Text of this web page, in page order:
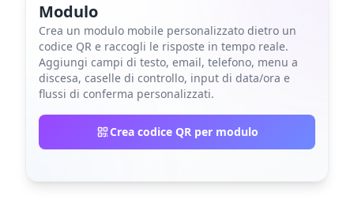
Modulo
Crea un modulo mobile personalizzato dietro un
codice QR e raccogli le risposte in tempo reale.
Aggiungi campi di testo, email, telefono, menu a
discesa, caselle di controllo, input di data/ora e
flussi di conferma personalizzati.
Crea codice QR per modulo